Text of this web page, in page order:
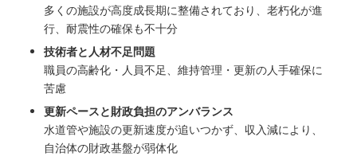
多くの施設が高度成長期に整備されており、老朽化が進
行、耐震性の確保も不十分
技術者と人材不足問題
職員の高齢化・人員不足、維持管理・更新の人手確保に
苦慮
更新ペースと財政負担のアンバランス
水道管や施設の更新速度が追いつかず、収入減により、
自治体の財政基盤が弱体化